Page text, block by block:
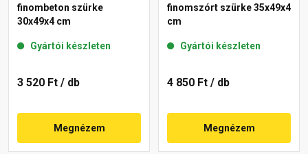
finombeton szürke
30x49x4 cm
Gyártói készleten
3 520 Ft / db
Megnézem
finomszórt szürke 35x49x4
cm
Gyártói készleten
4 850 Ft / db
Megnézem